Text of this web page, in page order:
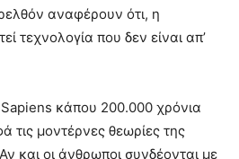
αναφέρουν ότι, η
τεχνολογία που δεν είναι απ’
κάπου 200.000 χρόνια
τις μοντέρνες θεωρίες της
και οι άνθρωποι συνδέονται με